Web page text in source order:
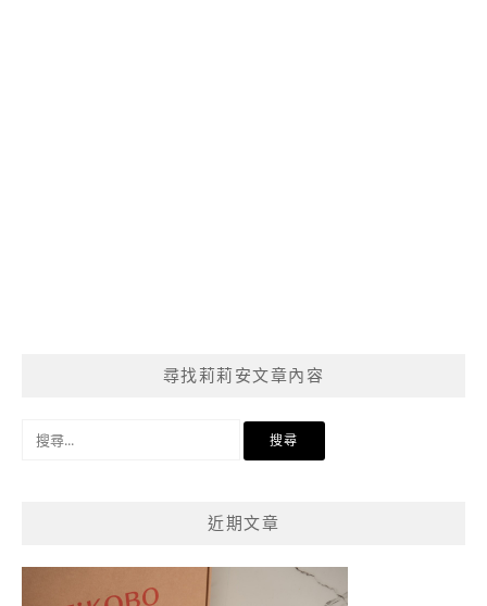
尋找莉莉安文章內容
近期文章